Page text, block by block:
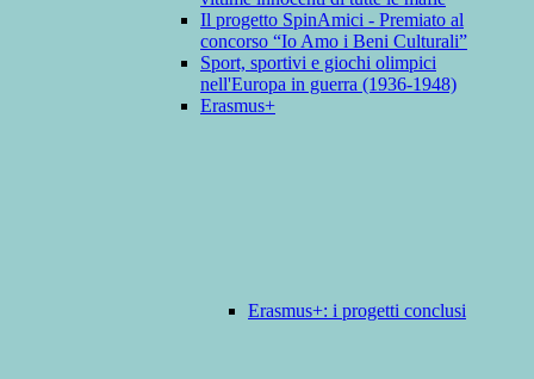
Il progetto SpinAmici - Premiato al
concorso “Io Amo i Beni Culturali”
Sport, sportivi e giochi olimpici
nell'Europa in guerra (1936-1948)
Erasmus+
Erasmus+: i progetti conclusi